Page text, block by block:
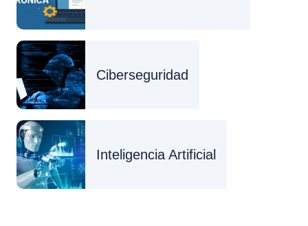
Ciberseguridad
Inteligencia Artificial